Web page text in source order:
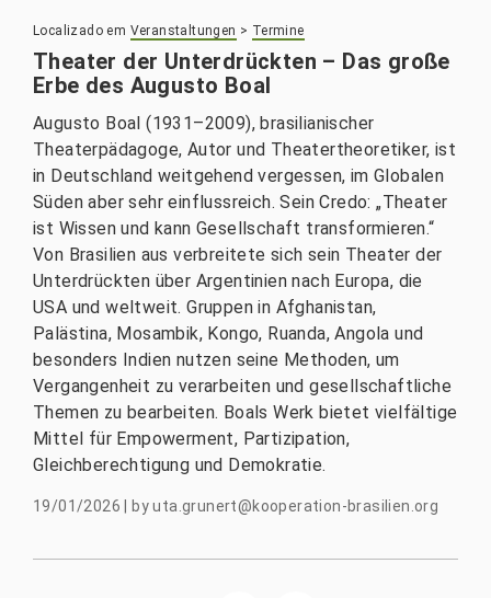
Localizado em Veranstaltungen > Termine
Theater der Unterdrückten – Das große
Erbe des Augusto Boal
Augusto Boal (1931–2009), brasilianischer
Theaterpädagoge, Autor und Theatertheoretiker, ist
in Deutschland weitgehend vergessen, im Globalen
Süden aber sehr einflussreich. Sein Credo: „Theater
ist Wissen und kann Gesellschaft transformieren.“
Von Brasilien aus verbreitete sich sein Theater der
Unterdrückten über Argentinien nach Europa, die
USA und weltweit. Gruppen in Afghanistan,
Palästina, Mosambik, Kongo, Ruanda, Angola und
besonders Indien nutzen seine Methoden, um
Vergangenheit zu verarbeiten und gesellschaftliche
Themen zu bearbeiten. Boals Werk bietet vielfältige
Mittel für Empowerment, Partizipation,
Gleichberechtigung und Demokratie.
19/01/2026 byuta.grunert@kooperation-brasilien.org